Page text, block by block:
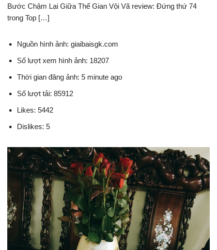
Bước Chậm Lại Giữa Thế Gian Vội Vã review: Đứng thứ 74
trong Top […]
Nguồn hình ảnh: giaibaisgk.com
Số lượt xem hình ảnh: 18207
Thời gian đăng ảnh: 5 minute ago
Số lượt tải: 85912
Likes: 5442
Dislikes: 5